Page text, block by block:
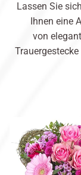
Lassen Sie
Ihnen eine
von